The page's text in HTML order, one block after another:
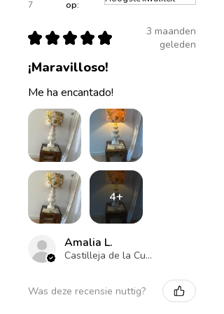
7
op:
★ ★ ★ ★ ★
3 maanden
geleden
¡Maravilloso!
Me ha encantado!
4+
Amalia L.
Castilleja de la Cuesta , ES-AN
Was deze recensie nuttig?